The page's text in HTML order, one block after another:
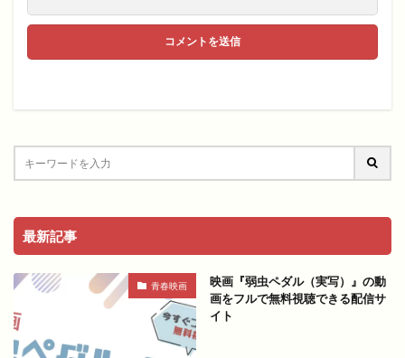
最新記事
青春映画
映画『弱虫ペダル（実写）』の動
画をフルで無料視聴できる配信サ
イト